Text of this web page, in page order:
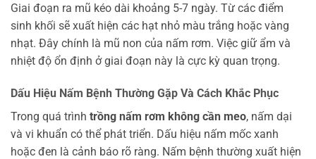
Giai đoạn ra mũ kéo dài khoảng 5-7 ngày. Từ các điểm
sinh khối sẽ xuất hiện các hạt nhỏ màu trắng hoặc vàng
nhạt. Đây chính là mũ non của nấm rơm. Việc giữ ẩm và
nhiệt độ ổn định ở giai đoạn này là cực kỳ quan trọng.
Dấu Hiệu Nấm Bệnh Thường Gặp Và Cách Khắc Phục
Trong quá trình trồng nấm rơm không cần meo, nấm dại
và vi khuẩn có thể phát triển. Dấu hiệu nấm mốc xanh
hoặc đen là cảnh báo rõ ràng. Nấm bệnh thường xuất hiện